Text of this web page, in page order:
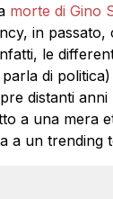
morte di Gino
in passato,
le
di
distanti anni
a una mera
a un trending